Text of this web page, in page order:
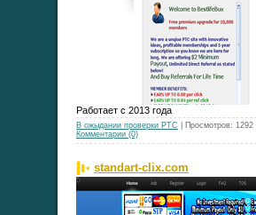
Работает с 2013 года
В ожыдании проверки РТС | Просмотров:
Комментарии (0)
standart-clix.com